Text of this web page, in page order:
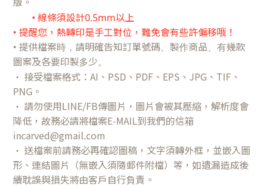
• 線條須設計0.5mm以上
• 提醒您，熱轉印是手工對位，難免會有些許偏移哦！
• 提供檔案時，請明確告知訂單號碼、製作商品、有幾款
圖案及各要印製多少。
• 接受檔案格式：AI、PSD、PDF、EPS、JPG、TIF、
PNG。
• 請勿使用LINE/FB傳圖片，圖片會被其壓縮，解析度會
降低，故務必請將檔案E-MAIL到我們的信箱
incarved@gmail.com
• 送檔案前請務必再確認圖稿，文字須轉外框，並嵌入圖
形、連結圖片（無嵌入須隨郵件附檔）等，如遺漏造成後
續耽誤與損失將由客戶自行負責。